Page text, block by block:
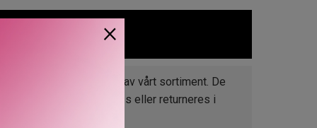
LEGG I HANDLEKURV
er varer som skal ut av vårt sortiment. De
rekker og kan ikke byttes eller returneres i
×